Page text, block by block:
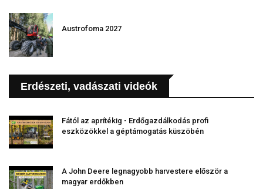
Austrofoma 2027
Erdészeti, vadászati videók
Fától az aprítékig - Erdőgazdálkodás profi
eszközökkel a géptámogatás küszöbén
A John Deere legnagyobb harvestere először a
magyar erdőkben